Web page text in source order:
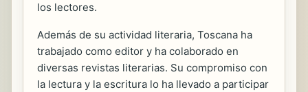
los lectores.
Además de su actividad literaria, Toscana ha
trabajado como editor y ha colaborado en
diversas revistas literarias. Su compromiso con
la lectura y la escritura lo ha llevado a participar